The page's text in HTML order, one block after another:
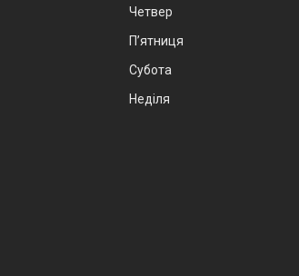
Четвер
Пʼятниця
Субота
Неділя